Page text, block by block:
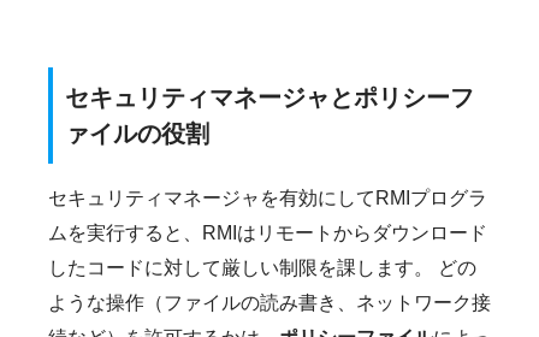
セキュリティマネージャとポリシーフ
ァイルの役割
セキュリティマネージャを有効にしてRMIプログラ
ムを実行すると、RMIはリモートからダウンロード
したコードに対して厳しい制限を課します。 どの
ような操作（ファイルの読み書き、ネットワーク接